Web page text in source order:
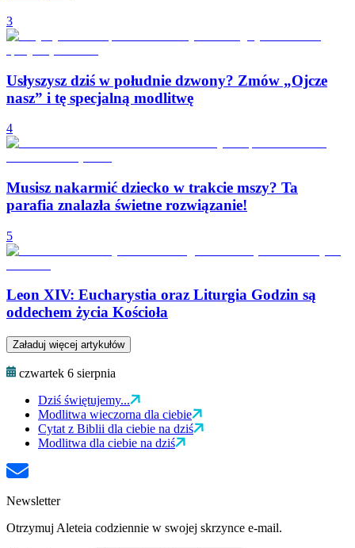
3
Usłyszysz dziś w południe dzwony? Zmów „Ojcze
nasz” i tę specjalną modlitwę
4
Musisz nakarmić dziecko w trakcie mszy? Ta
parafia znalazła świetne rozwiązanie!
5
Leon XIV: Eucharystia oraz Liturgia Godzin są
oddechem życia Kościoła
Załaduj więcej artykułów
czwartek 6 sierpnia
Dziś świętujemy...
Modlitwa wieczorna dla ciebie
Cytat z Biblii dla ciebie na dziś
Modlitwa dla ciebie na dziś
Newsletter
Otrzymuj Aleteia codziennie w swojej skrzynce e-mail.